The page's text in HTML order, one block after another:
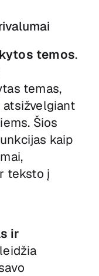
temos.
temas,
Šios
kaip
teksto į
ir